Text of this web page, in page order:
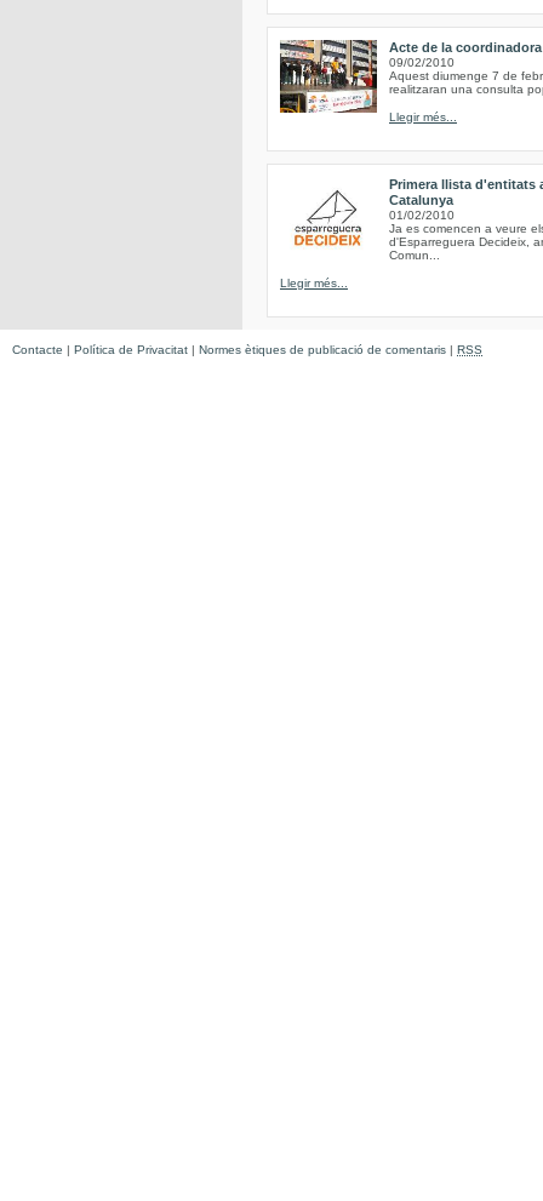
Acte de la
09/02/2010
Aquest diumenge 7 de
realitzaran una consulta
Llegir més...
Primera llista d'entitats
Catalunya
01/02/2010
Ja es comencen a veure
d'Esparreguera Decideix,
Comun...
Llegir més...
Contacte | Política de Privacitat | Normes ètiques de publicació de comentaris | RSS